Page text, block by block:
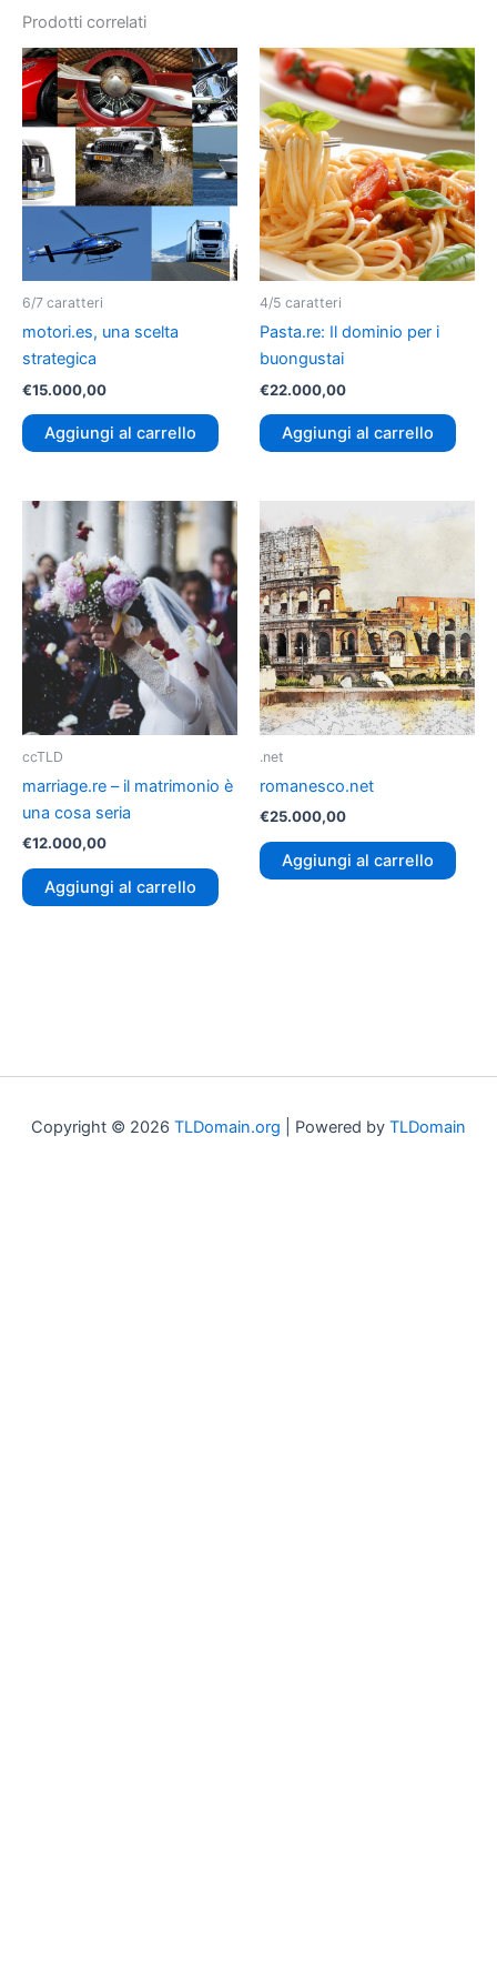
Prodotti correlati
6/7 caratteri
motori.es, una scelta
strategica
€15.000,00
Aggiungi al carrello
4/5 caratteri
Pasta.re: Il dominio per i
buongustai
€22.000,00
Aggiungi al carrello
ccTLD
marriage.re – il matrimonio è
una cosa seria
€12.000,00
Aggiungi al carrello
.net
romanesco.net
€25.000,00
Aggiungi al carrello
Copyright © 2026 TLDomain.org | Powered by TLDomain